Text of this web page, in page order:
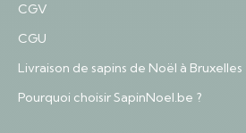
CGV
CGU
Livraison de sapins de Noël à Bruxelles
Pourquoi choisir SapinNoel.be ?